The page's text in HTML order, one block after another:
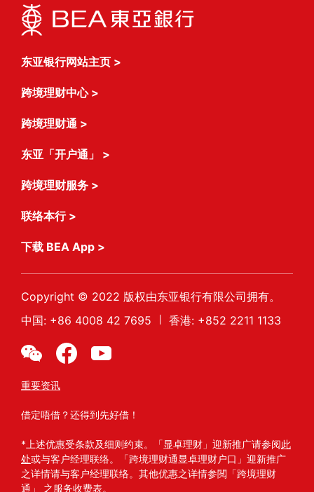
东亚银行网站主页 >
跨境理财中心 >
跨境理财通 >
东亚「开户通」 >
跨境理财服务 >
联络本行 >
下载 BEA App >
Copyright © 2022 版权由东亚银行有限公司拥有。
中国: +86 4008 42 7695 香港: +852 2211 1133
重要资讯
借定唔借？还得到先好借！
*上述优惠受条款及细则约束。「显卓理财」迎新推广请参阅此
处或与客户经理联络。「跨境理财通显卓理财户口」迎新推广
之详情请与客户经理联络。其他优惠之详情参閲「跨境理财
通」 之服务收费表。